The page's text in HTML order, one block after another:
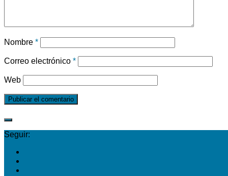
Nombre *
Correo electrónico *
Web
Seguir: